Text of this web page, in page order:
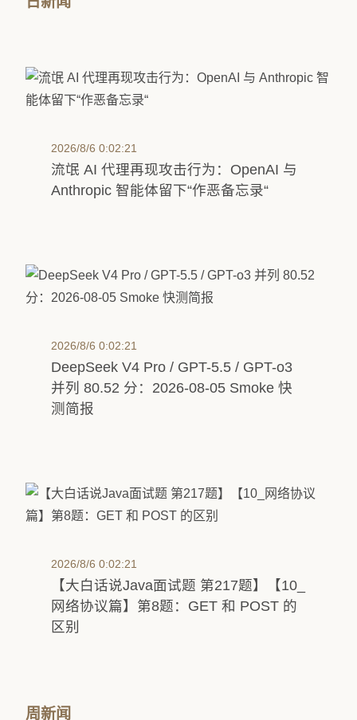
2026/8/6 0:02:21
流氓 AI 代理再现攻击行为：OpenAI 与
Anthropic 智能体留下“作恶备忘录“
2026/8/6 0:02:21
DeepSeek V4 Pro / GPT-5.5 / GPT-o3
并列 80.52 分：2026-08-05 Smoke 快
测简报
2026/8/6 0:02:21
【大白话说Java面试题 第217题】【10_
网络协议篇】第8题：GET 和 POST 的
区别
周新闻